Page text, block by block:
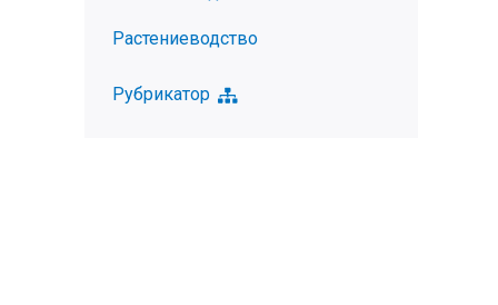
Растениеводство
Рубрикатор